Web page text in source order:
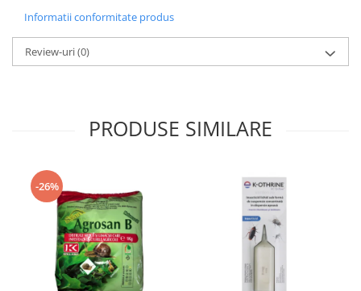
Informatii conformitate produs
Review-uri(0)
PRODUSE SIMILARE
-26%